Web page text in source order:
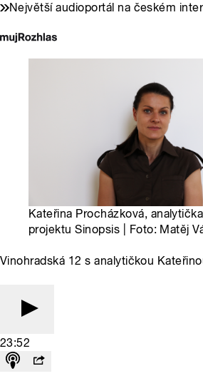
Největší audioportál na českém
Kateřina Procházková,
projektu Sinopsis | Foto: Matěj
Vinohradská 12 s analytičkou
23:52